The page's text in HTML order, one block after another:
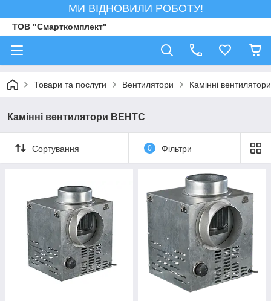
МИ ВІДНОВИЛИ РОБОТУ!
ТОВ "Смарткомплект"
Товари та послуги Вентилятори Камінні вентилятори
Камінні вентилятори ВЕНТС
Сортування 0 Фільтри